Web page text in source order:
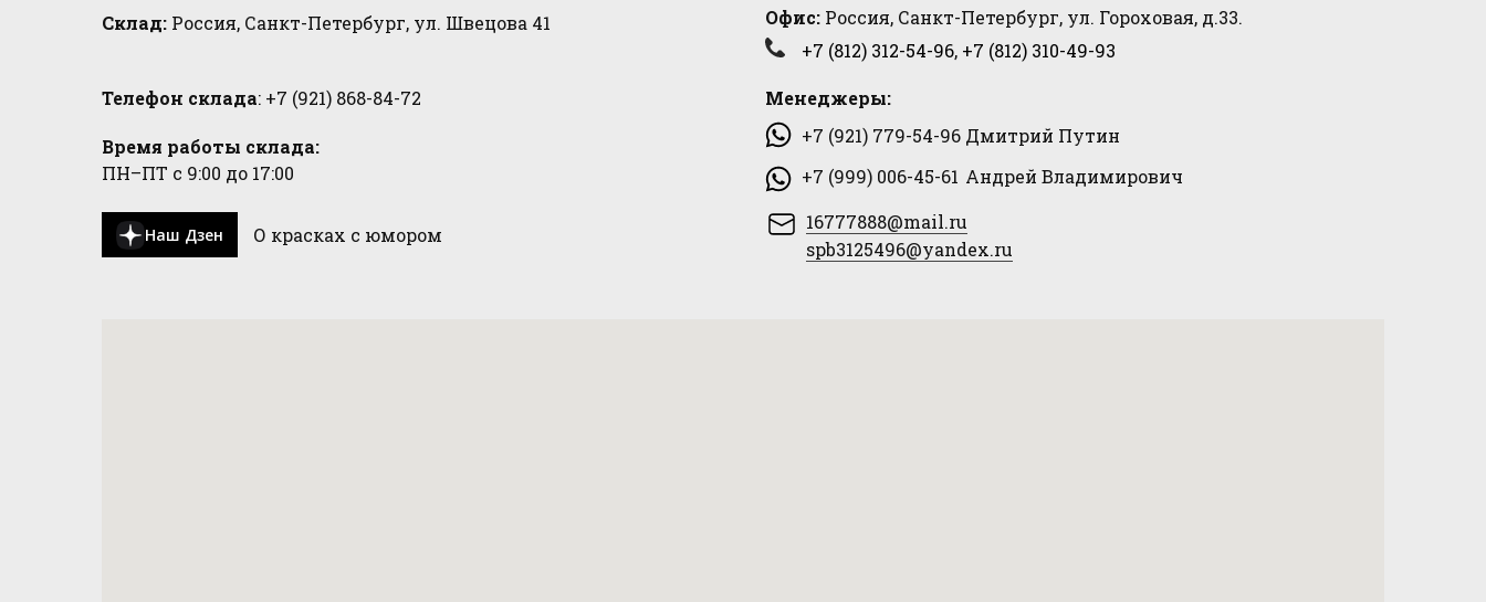
Склад: Россия, Санкт-Петербург, ул. Швецова 41 Офис: Россия, Санкт-Петербург, ул. Гороховая, д.33.
+7 (812) 312-54-96, +7 (812) 310-49-93
+7 (921) 779-54-96 Дмитрий Путин
Менеджеры:
Телефон склада: +7 (921) 868-84-72
Время работы склада:
ПН–ПТ с 9:00 до 17:00
spb3125496@yandex.ru
16777888@mail.ru
+7 (999) 006-45-61 Андрей Владимирович
О красках с юмором
Наш Дзен